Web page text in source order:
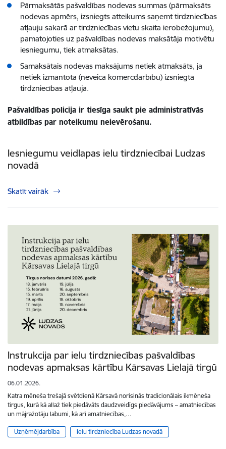
Pārmaksātās pašvaldības nodevas summas (pārmaksāts
nodevas apmērs, izsniegts atteikums saņemt tirdzniecības
atļauju sakarā ar tirdzniecības vietu skaita ierobežojumu),
pamatojoties uz pašvaldības nodevas maksātāja motivētu
iesniegumu, tiek atmaksātas.
Samaksātais nodevas maksājums netiek atmaksāts, ja
netiek izmantota (neveica komercdarbību) izsniegtā
tirdzniecības atļauja.
Pašvaldības policija ir tiesīga saukt pie administratīvās
atbildības par noteikumu neievērošanu.
Iesniegumu veidlapas ielu tirdzniecībai Ludzas
novadā
Skatīt vairāk
Instrukcija par ielu tirdzniecības pašvaldības
nodevas apmaksas kārtību Kārsavas Lielajā tirgū
06.01.2026.
Katra mēneša trešajā svētdienā Kārsavā norisinās tradicionālais ikmēneša
tirgus, kurā kā allaž tiek piedāvāts daudzveidīgs piedāvājums – amatniecības
un mājražotāju labumi, kā arī amatniecības,…
Uzņēmējdarbība Ielu tirdzniecība Ludzas novadā